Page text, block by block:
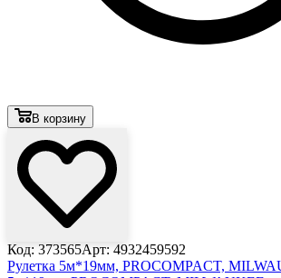
В корзину
Код: 373565Арт: 4932459592
Рулетка 5м*19мм, PROCOMPACT,